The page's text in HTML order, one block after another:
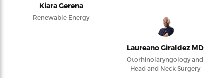
Kiara Gerena
Renewable Energy
Laureano Giraldez MD
Otorhinolaryngology and
Head and Neck Surgery